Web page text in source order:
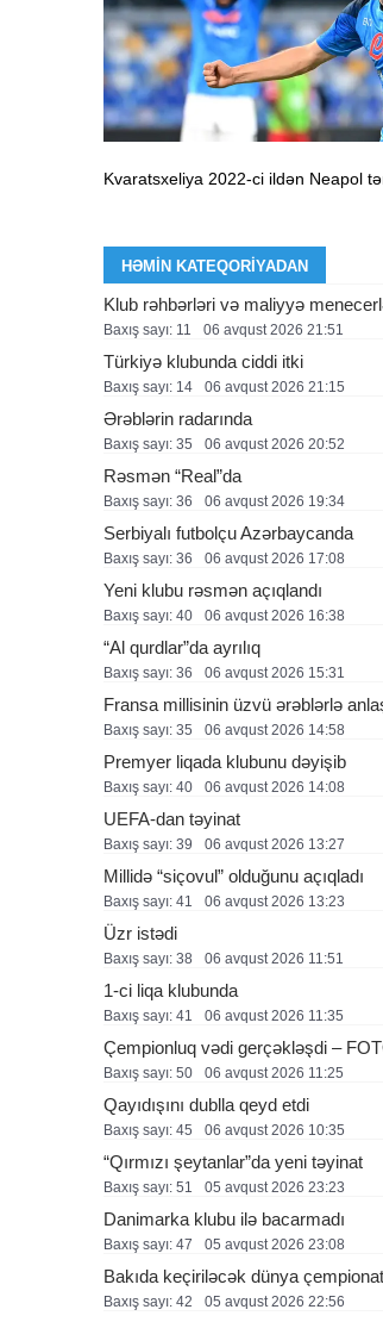
Kvaratsxeliya 2022-ci ildən Neapol
HƏMIN KATEQORIYADAN
Klub rəhbərləri və maliyyə
Baxış sayı: 11 06 avqust 2026 21:51
Türkiyə klubunda ciddi itki
Baxış sayı: 14 06 avqust 2026 21:15
Ərəblərin radarında
Baxış sayı: 35 06 avqust 2026 20:52
Rəsmən “Real”da
Baxış sayı: 36 06 avqust 2026 19:34
Serbiyalı futbolçu Azərbaycanda
Baxış sayı: 36 06 avqust 2026 17:08
Yeni klubu rəsmən açıqlandı
Baxış sayı: 40 06 avqust 2026 16:38
“Al qurdlar”da ayrılıq
Baxış sayı: 36 06 avqust 2026 15:31
Fransa millisinin üzvü ərəblərlə
Baxış sayı: 35 06 avqust 2026 14:58
Premyer liqada klubunu dəyişib
Baxış sayı: 40 06 avqust 2026 14:08
UEFA-dan təyinat
Baxış sayı: 39 06 avqust 2026 13:27
Millidə “siçovul” olduğunu açıqladı
Baxış sayı: 41 06 avqust 2026 13:23
Üzr istədi
Baxış sayı: 38 06 avqust 2026 11:51
1-ci liqa klubunda
Baxış sayı: 41 06 avqust 2026 11:35
Çempionluq vədi gerçəkləşdi –
Baxış sayı: 50 06 avqust 2026 11:25
Qayıdışını dublla qeyd etdi
Baxış sayı: 45 06 avqust 2026 10:35
“Qırmızı şeytanlar”da yeni təyinat
Baxış sayı: 51 05 avqust 2026 23:23
Danimarka klubu ilə bacarmadı
Baxış sayı: 47 05 avqust 2026 23:08
Bakıda keçiriləcək dünya
Baxış sayı: 42 05 avqust 2026 22:56